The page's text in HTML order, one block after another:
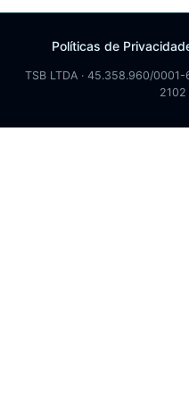
Políticas de
TSB LTDA · 45.358.960/0001-
2102